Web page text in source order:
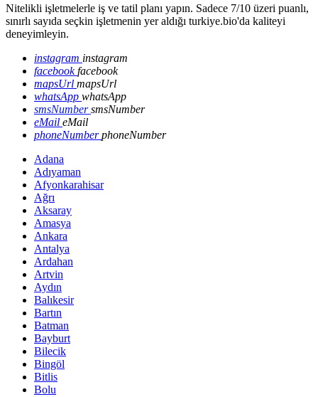
Nitelikli işletmelerle iş ve tatil planı yapın. Sadece 7/10 üzeri puanlı,
sınırlı sayıda seçkin işletmenin yer aldığı turkiye.bio'da kaliteyi
deneyimleyin.
instagram instagram
facebookfacebook
mapsUrl mapsUrl
whatsApp whatsApp
smsNumbersmsNumber
eMail eMail
phoneNumberphoneNumber
Adana
Adıyaman
Afyonkarahisar
Ağrı
Aksaray
Amasya
Ankara
Antalya
Ardahan
Artvin
Aydın
Balıkesir
Bartın
Batman
Bayburt
Bilecik
Bingöl
Bitlis
Bolu